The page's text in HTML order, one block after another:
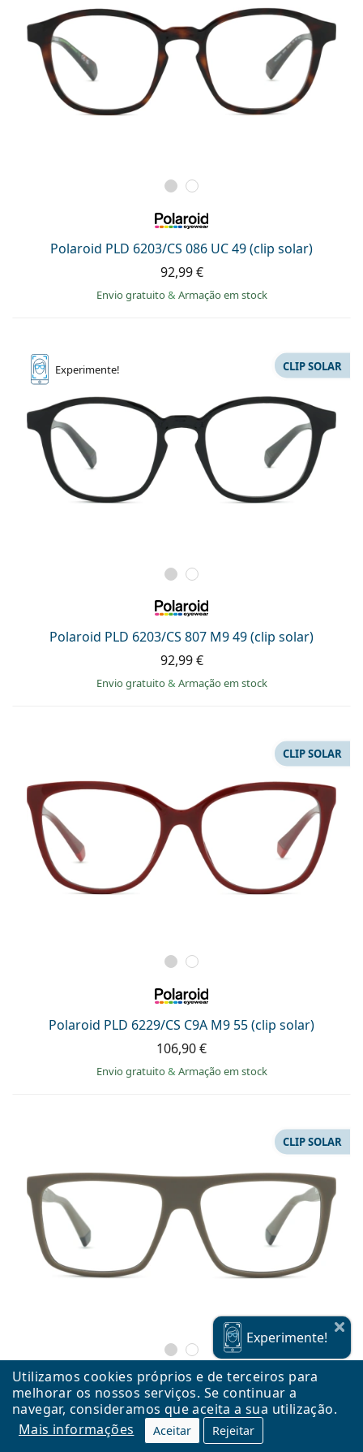
Utilizamos cookies próprios e de terceiros para
melhorar os nossos serviços. Se continuar a
navegar, consideramos que aceita a sua utilização.
Mais informações
Aceitar Rejeitar
Polaroid PLD 6203/CS 086 UC 49 (clip solar)
92,99 €
Envio gratuito& Armação em stock
Experimente!
Polaroid PLD 6203/CS 807 M9 49 (clip solar)
CLIP SOLAR
92,99 €
Envio gratuito& Armação em stock
Polaroid PLD 6229/CS C9A M9 55 (clip solar)
CLIP SOLAR
106,90 €
Envio gratuito& Armação em stock
Polaroid PLD 6230/CS 10A 56 (clip solar)
CLIP SOLAR
92,99 €
Experimente!